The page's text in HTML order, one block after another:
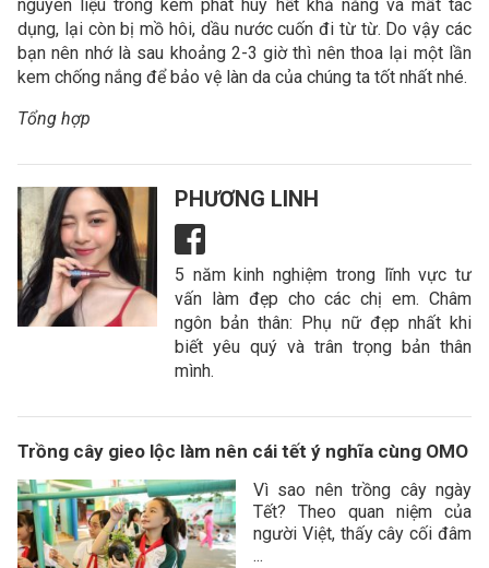
nguyên liệu trong kem phát huy hết khả năng và mất tác
dụng, lại còn bị mồ hôi, dầu nước cuốn đi từ từ. Do vậy các
bạn nên nhớ là sau khoảng 2-3 giờ thì nên thoa lại một lần
kem chống nắng để bảo vệ làn da của chúng ta tốt nhất nhé.
Tổng hợp
PHƯƠNG LINH
5 năm kinh nghiệm trong lĩnh vực tư
vấn làm đẹp cho các chị em. Châm
ngôn bản thân: Phụ nữ đẹp nhất khi
biết yêu quý và trân trọng bản thân
mình.
Trồng cây gieo lộc làm nên cái tết ý nghĩa cùng OMO
Vì sao nên trồng cây ngày
Tết? Theo quan niệm của
người Việt, thấy cây cối đâm
...